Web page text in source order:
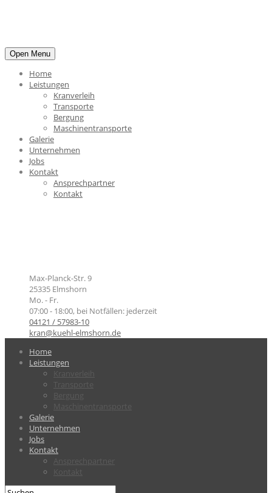
Open Menu
Home
Leistungen
Kranverleih
Transporte
Bergung
Maschinentransporte
Galerie
Unternehmen
Jobs
Kontakt
Ansprechpartner
Kontakt
Max-Planck-Str. 9
25335 Elmshorn
Mo. - Fr.
07:00 - 18:00, bei Notfällen: jederzeit
04121 / 57983-10
kran@kuehl-elmshorn.de
Home
Leistungen
Kranverleih
Transporte
Bergung
Maschinentransporte
Galerie
Unternehmen
Jobs
Kontakt
Ansprechpartner
Kontakt